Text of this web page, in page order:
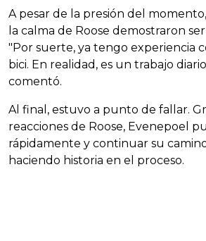
A pesar de la presión del
la calma de Roose demostraron
"Por suerte, ya tengo experiencia
bici. En realidad, es un trabajo
comentó.
Al final, estuvo a punto de fallar.
reacciones de Roose, Evenepoel
rápidamente y continuar su
haciendo historia en el proceso.